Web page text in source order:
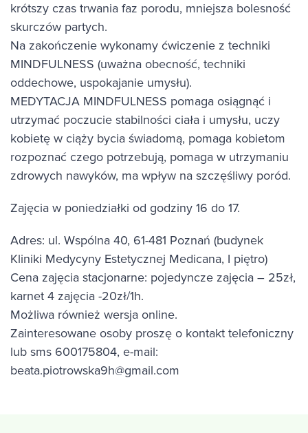
krótszy czas trwania faz porodu, mniejsza bolesność
skurczów partych.
Na zakończenie wykonamy ćwiczenie z techniki
MINDFULNESS (uważna obecność, techniki
oddechowe, uspokajanie umysłu).
MEDYTACJA MINDFULNESS pomaga osiągnąć i
utrzymać poczucie stabilności ciała i umysłu, uczy
kobietę w ciąży bycia świadomą, pomaga kobietom
rozpoznać czego potrzebują, pomaga w utrzymaniu
zdrowych nawyków, ma wpływ na szczęśliwy poród.
Zajęcia w poniedziałki od godziny 16 do 17.
Adres: ul. Wspólna 40, 61-481 Poznań (budynek
Kliniki Medycyny Estetycznej Medicana, I piętro)
Cena zajęcia stacjonarne: pojedyncze zajęcia – 25zł,
karnet 4 zajęcia -20zł/1h.
Możliwa również wersja online.
Zainteresowane osoby proszę o kontakt telefoniczny
lub sms 600175804, e-mail:
beata.piotrowska9h@gmail.com